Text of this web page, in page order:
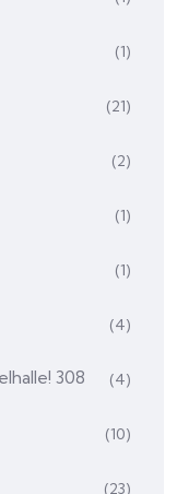
(1)
(21)
(2)
(1)
(1)
(4)
308 (4)
(10)
(23)